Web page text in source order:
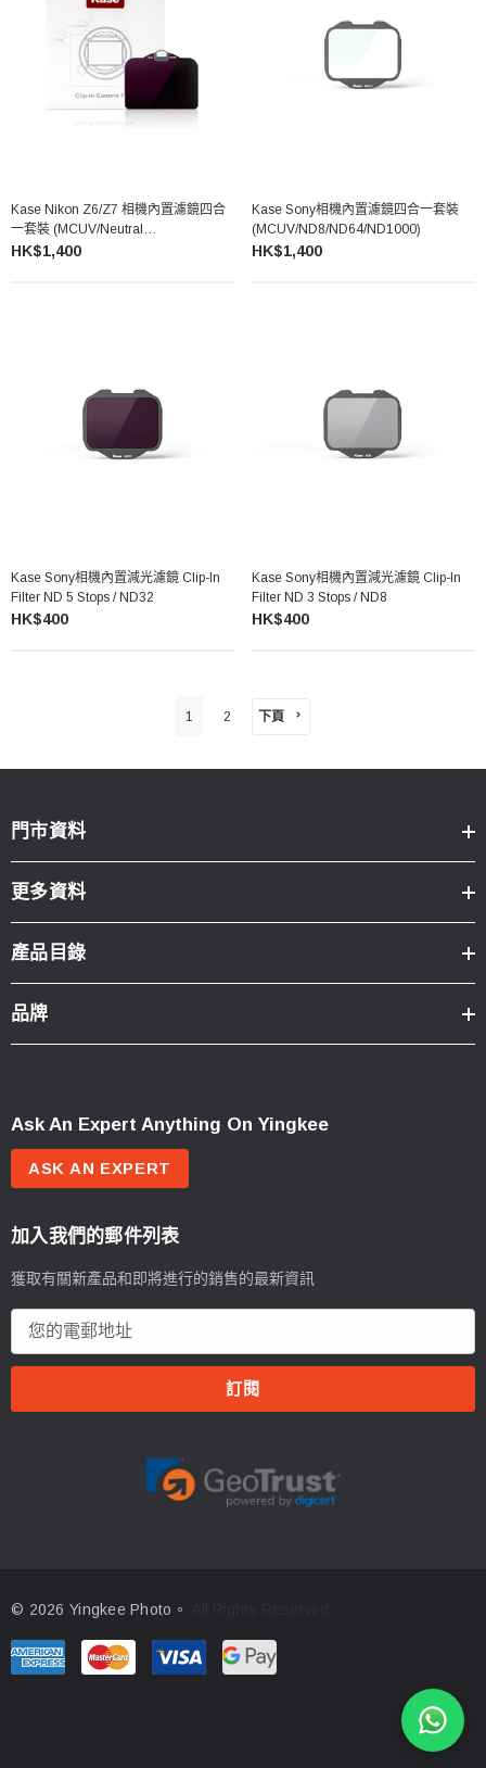
Kase Nikon Z6/Z7 相機內置濾鏡四合
一套裝 (MCUV/Neutral
Night/ND64/ND1000)
HK$1,400
Kase Sony相機內置濾鏡四合一套裝
(MCUV/ND8/ND64/ND1000)
HK$1,400
Kase Sony相機內置減光濾鏡 Clip-In
Filter ND 5 Stops / ND32
HK$400
Kase Sony相機內置減光濾鏡 Clip-In
Filter ND 3 Stops / ND8
HK$400
1 2 下頁
門市資料
更多資料
產品目錄
品牌
Ask An Expert Anything On Yingkee
ASK AN EXPERT
加入我們的郵件列表
獲取有關新產品和即將進行的銷售的最新資訊
郵
© 2026 Yingkee Photo。